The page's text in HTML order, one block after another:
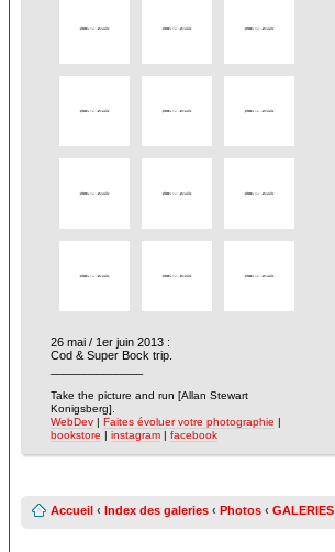
26 mai / 1er juin 2013 :
Cod & Super Bock trip.
Take the picture and run [Allan Stewart
Konigsberg].
WebDev | Faites évoluer votre photographie |
bookstore | instagram | facebook
Accueil ‹ Index des galeries ‹ Photos ‹ GALERIES